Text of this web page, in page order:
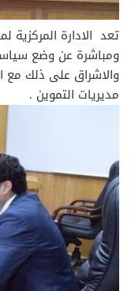
تعد الادارة المركزية
ومباشرة عن وضع
والاشراق على ذلك مع
مديريات التموين .